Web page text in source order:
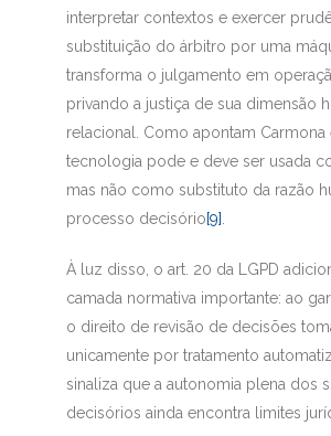
interpretar contextos e exercer
substituição do árbitro por uma
transforma o julgamento em
privando a justiça de sua dimensão
relacional. Como apontam Carmona
tecnologia pode e deve ser usada
mas não como substituto da razão
processo decisório[9].
À luz disso, o art. 20 da LGPD
camada normativa importante: ao
o direito de revisão de decisões
unicamente por tratamento
sinaliza que a autonomia plena dos
decisórios ainda encontra limites